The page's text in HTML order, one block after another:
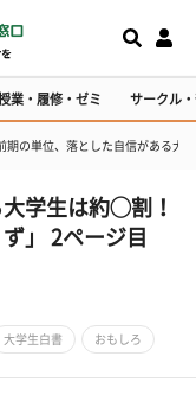
業・履修・ゼミ サークル
期の単位、落とした自信がある大
学生は約◯割！
」 2ページ目
大学生白書 おもしろ